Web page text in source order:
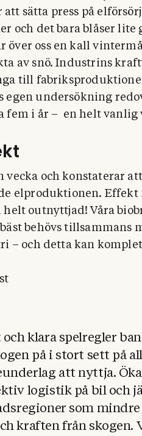
sätta press på
och det bara blåser lite
över oss en kall
av snö. Industrins
till
egen undersökning
fem i år –
en helt vanlig
vecka och konstaterar
elproduktionen. Effekt
helt outnyttjad!Våra
behövs tillsammans
– och detta kan
klara spelregler
på i stort sett på
att nyttja.
logistik på bil och
som
kraften från skogen.